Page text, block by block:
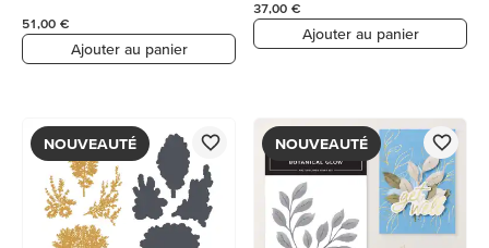
51,00 €
Ajouter au panier
37,00 €
Ajouter au panier
NOUVEAUTÉ NOUVEAUTÉ